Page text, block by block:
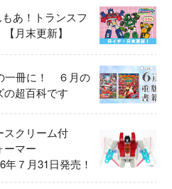
あ！トランスフ
月末更新】
一冊に！ ６月の
の超百科です
スクリーム付
マー
７月31日発売！